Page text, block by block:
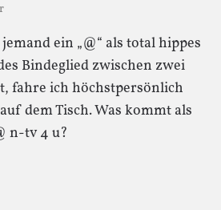
ein „@“ als total hippes
Bindeglied zwischen zwei
fahre ich höchstpersönlich
dem Tisch. Was kommt als
n-tv 4 u?